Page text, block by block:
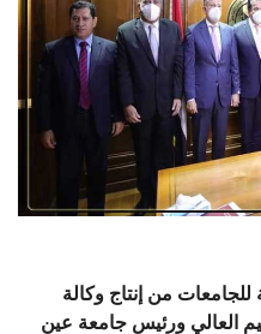
للجامعات من إنتاج وكالة
العالي ورئيس جامعة عين